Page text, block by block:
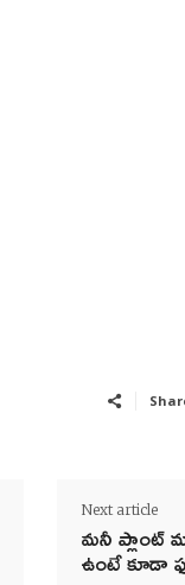
Next article
మనీ ప్లాంట్
ఉంటే కూడా